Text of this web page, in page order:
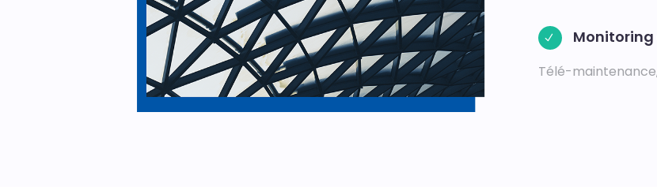
Monitoring
Télé-